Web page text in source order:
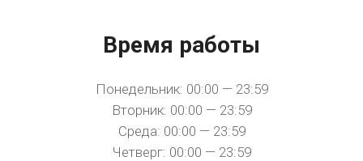
Время работы
Понедельник: 00:00 — 23:59
Вторник: 00:00 — 23:59
Среда: 00:00 — 23:59
Четверг: 00:00 — 23:59